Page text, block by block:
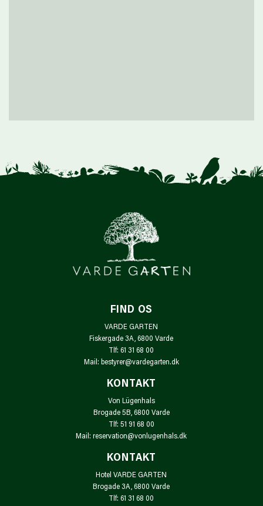
FIND OS
VARDE GARTEN
Fiskergade 3A, 6800 Varde
Tlf: 61 31 68 00
Mail: bestyrer@vardegarten.dk
KONTAKT
Von Lügenhals
Brogade 5B, 6800 Varde
Tlf: 51 91 68 00
Mail: reservation@vonlugenhals.dk
KONTAKT
Hotel VARDE GARTEN
Brogade 3A, 6800 Varde
Tlf: 61 31 68 00